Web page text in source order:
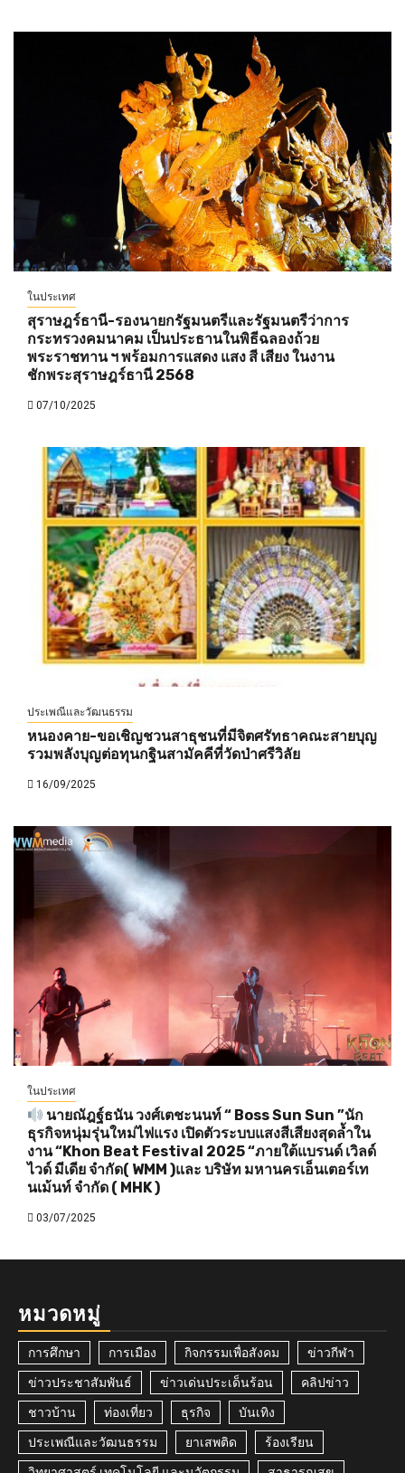
ในประเทศ
สุราษฎร์ธานี-รองนายกรัฐมนตรีและรัฐมนตรีว่าการ
กระทรวงคมนาคม เป็นประธานในพิธีฉลองถ้วย
พระราชทาน ฯ พร้อมการแสดง แสง สี เสียง ในงาน
ชักพระสุราษฎร์ธานี 2568
07/10/2025
ประเพณีและวัฒนธรรม
หนองคาย-ขอเชิญชวนสาธุชนที่มีจิตศรัทธาคณะสายบุญ
รวมพลังบุญต่อทุนกฐินสามัคคีที่วัดป่าศรีวิลัย
16/09/2025
ในประเทศ
นายณัฎฐ์ธนัน วงศ์เตชะนนท์ “ Boss Sun Sun ”นัก
ธุรกิจหนุ่มรุ่นใหม่ไฟแรง เปิดตัวระบบแสงสีเสียงสุดล้ำใน
งาน “Khon Beat Festival 2025 “ภายใต้แบรนด์ เวิลด์
ไวด์ มีเดีย จำกัด( WMM )และ บริษัท มหานครเอ็นเตอร์เท
นเม้นท์ จำกัด ( MHK )
03/07/2025
หมวดหมู่
การศึกษา การเมือง กิจกรรมเพื่อสังคม ข่าวกีฬา
ข่าวประชาสัมพันธ์ ข่าวเด่นประเด็นร้อน คลิปข่าว
ชาวบ้าน ท่องเที่ยว ธุรกิจ บันเทิง
ประเพณีและวัฒนธรรม ยาเสพติด ร้องเรียน